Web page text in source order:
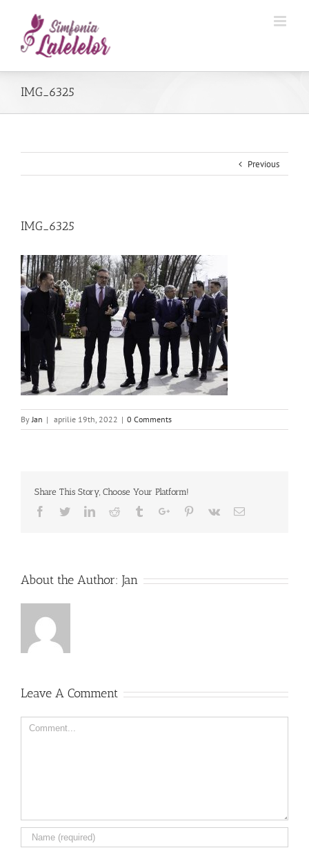
IMG_6325
Previous
IMG_6325
ByJan | aprilie 19th, 2022 | 0 Comments
Share This Story, Choose Your Platform!
Facebook
TwitterLinkedinReddit TumblrGoogle+Pinterest
Vk Email
About the Author: Jan
Leave A Comment
Comment